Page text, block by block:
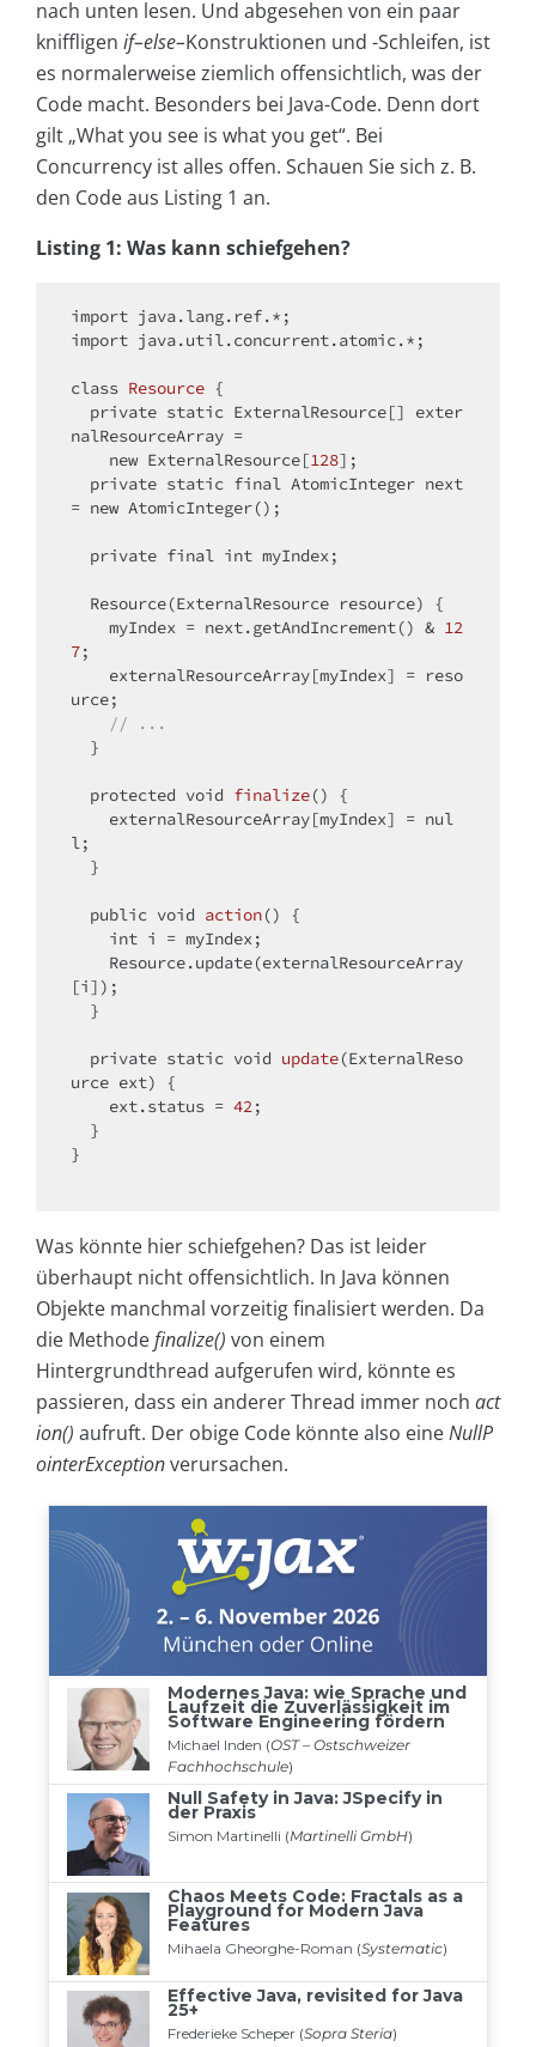
nach unten lesen. Und abgesehen von ein paar
kniffligen if–else–Konstruktionen und -Schleifen, ist
es normalerweise ziemlich offensichtlich, was der
Code macht. Besonders bei Java-Code. Denn dort
gilt „What you see is what you get“. Bei
Concurrency ist alles offen. Schauen Sie sich z. B.
den Code aus Listing 1 an.
Listing 1: Was kann schiefgehen?
import
import java.util.concurrent.atomic.*;
class Resource {
private static ExternalResource[] exter
nalResourceArray =
new ExternalResource[128];
private static final AtomicInteger next
= new AtomicInteger();
private final int myIndex;
    myIndex = next.getAndIncrement() &
12
7;
urce;
// ...
protected void finalize()
{
    externalResourceArray[myIndex] =
nul
l;
public void action()
{
int i = myIndex;
[i]);
private static void update(ExternalReso
urce ext)
{
    ext.status =
42;
}
Was könnte hier schiefgehen? Das ist leider
überhaupt nicht offensichtlich. In Java können
Objekte manchmal vorzeitig finalisiert werden. Da
die Methodefinalize() von einem
Hintergrundthread aufgerufen wird, könnte es
passieren, dass ein anderer Thread immer noch act
ion() aufruft. Der obige Code könnte also eineNullP
ointerExceptionverursachen.